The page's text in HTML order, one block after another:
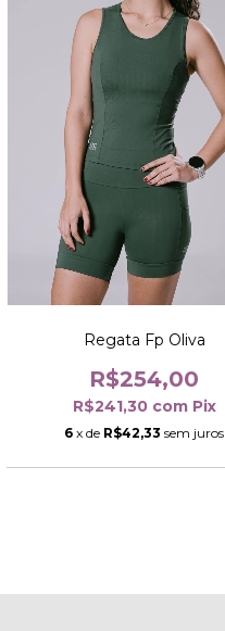
Regata Fp Oliva
R$254,00
R$241,30 com Pix
6 x de R$42,33 sem juros